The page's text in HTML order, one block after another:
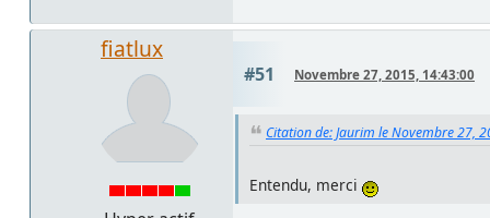
fiatlux
#51 Novembre 27, 2015, 14:43:00
Citation de: Jaurim le Novembre 27,
Entendu, merci